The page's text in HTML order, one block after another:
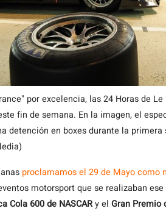
por excelencia, las 24 Horas de
fin de semana. En la imagen, el
detención en boxes durante la
proclamamos el 29 de Mayo como
motorsport que se realizaban
Cola 600 de NASCARy el Gran Premio